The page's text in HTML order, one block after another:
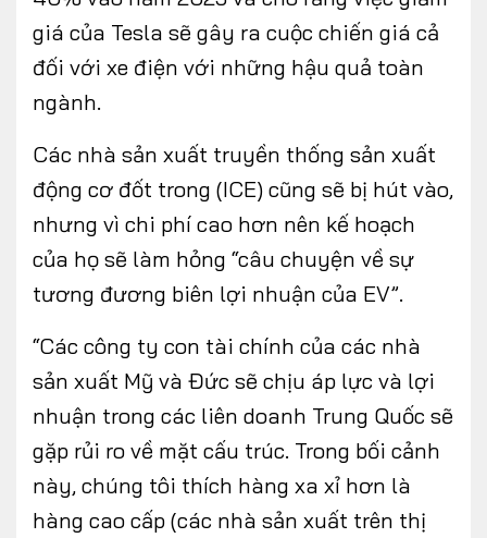
giá của Tesla sẽ gây ra cuộc chiến giá cả
đối với xe điện với những hậu quả toàn
ngành.
Các nhà sản xuất truyền thống sản xuất
động cơ đốt trong (ICE) cũng sẽ bị hút vào,
nhưng vì chi phí cao hơn nên kế hoạch
của họ sẽ làm hỏng “câu chuyện về sự
tương đương biên lợi nhuận của EV”.
“Các công ty con tài chính của các nhà
sản xuất Mỹ và Đức sẽ chịu áp lực và lợi
nhuận trong các liên doanh Trung Quốc sẽ
gặp rủi ro về mặt cấu trúc. Trong bối cảnh
này, chúng tôi thích hàng xa xỉ hơn là
hàng cao cấp (các nhà sản xuất trên thị